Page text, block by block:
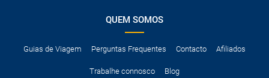
QUEM SOMOS
Guias de Viagem Perguntas Frequentes Contacto Afiliados
Trabalhe connosco Blog